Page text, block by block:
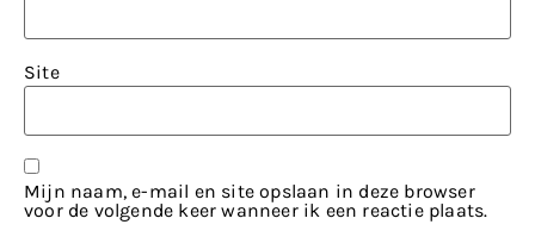
Site
Mijn naam, e-mail en site opslaan in deze browser
voor de volgende keer wanneer ik een reactie plaats.